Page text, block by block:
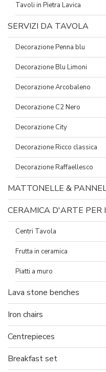
Tavoli in Pietra Lavica
SERVIZI DA TAVOLA
Decorazione Penna blu
Decorazione Blu Limoni
Decorazione Arcobaleno
Decorazione C2 Nero
Decorazione City
Decorazione Ricco classica
Decorazione Raffaellesco
MATTONELLE &
CERAMICA D'ARTE PER
Centri Tavola
Frutta in ceramica
Piatti a muro
Lava stone benches
Iron chairs
Centrepieces
Breakfast set